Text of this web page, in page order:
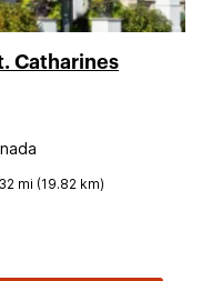
Catharines
mi (19.82 km)